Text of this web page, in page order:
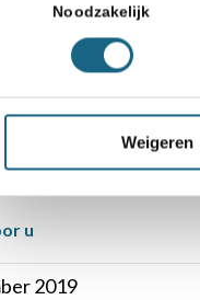
Noodzakelijk
Weigeren
Deel dit stuk
u
2019